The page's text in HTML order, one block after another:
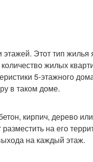
Этот тип жилья
жилых
5-этажного
в таком доме.
кирпич, дерево
на его
на каждый этаж.